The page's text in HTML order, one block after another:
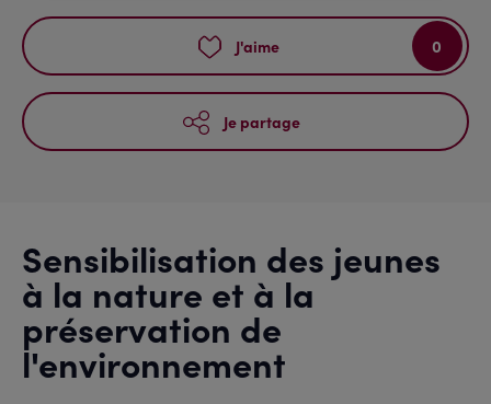
J'aime 0
Je partage
Sensibilisation des jeunes
à la nature et à la
préservation de
l'environnement